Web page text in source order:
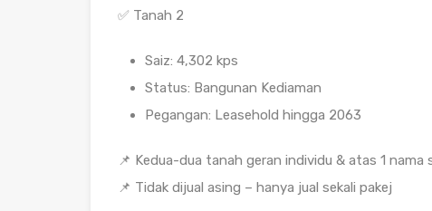
✅ Tanah 2
Saiz: 4,302 kps
Status: Bangunan Kediaman
Pegangan: Leasehold hingga 2063
📌 Kedua-dua tanah geran individu & atas 1 nama
📌 Tidak dijual asing – hanya jual sekali pakej